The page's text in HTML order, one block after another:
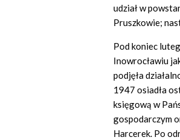
udział w
Pruszkowie;
Pod koniec
Inowrocławiu
podjęła
1947 osiadła
księgową w
gospodarczym
Harcerek. Po